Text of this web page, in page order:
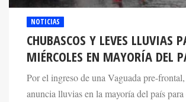
NOTICIAS
CHUBASCOS Y LEVES LLUVIAS
MIÉRCOLES EN MAYORÍA DEL
Por el ingreso de una Vaguada pre-
anuncia lluvias en la mayoría del país para